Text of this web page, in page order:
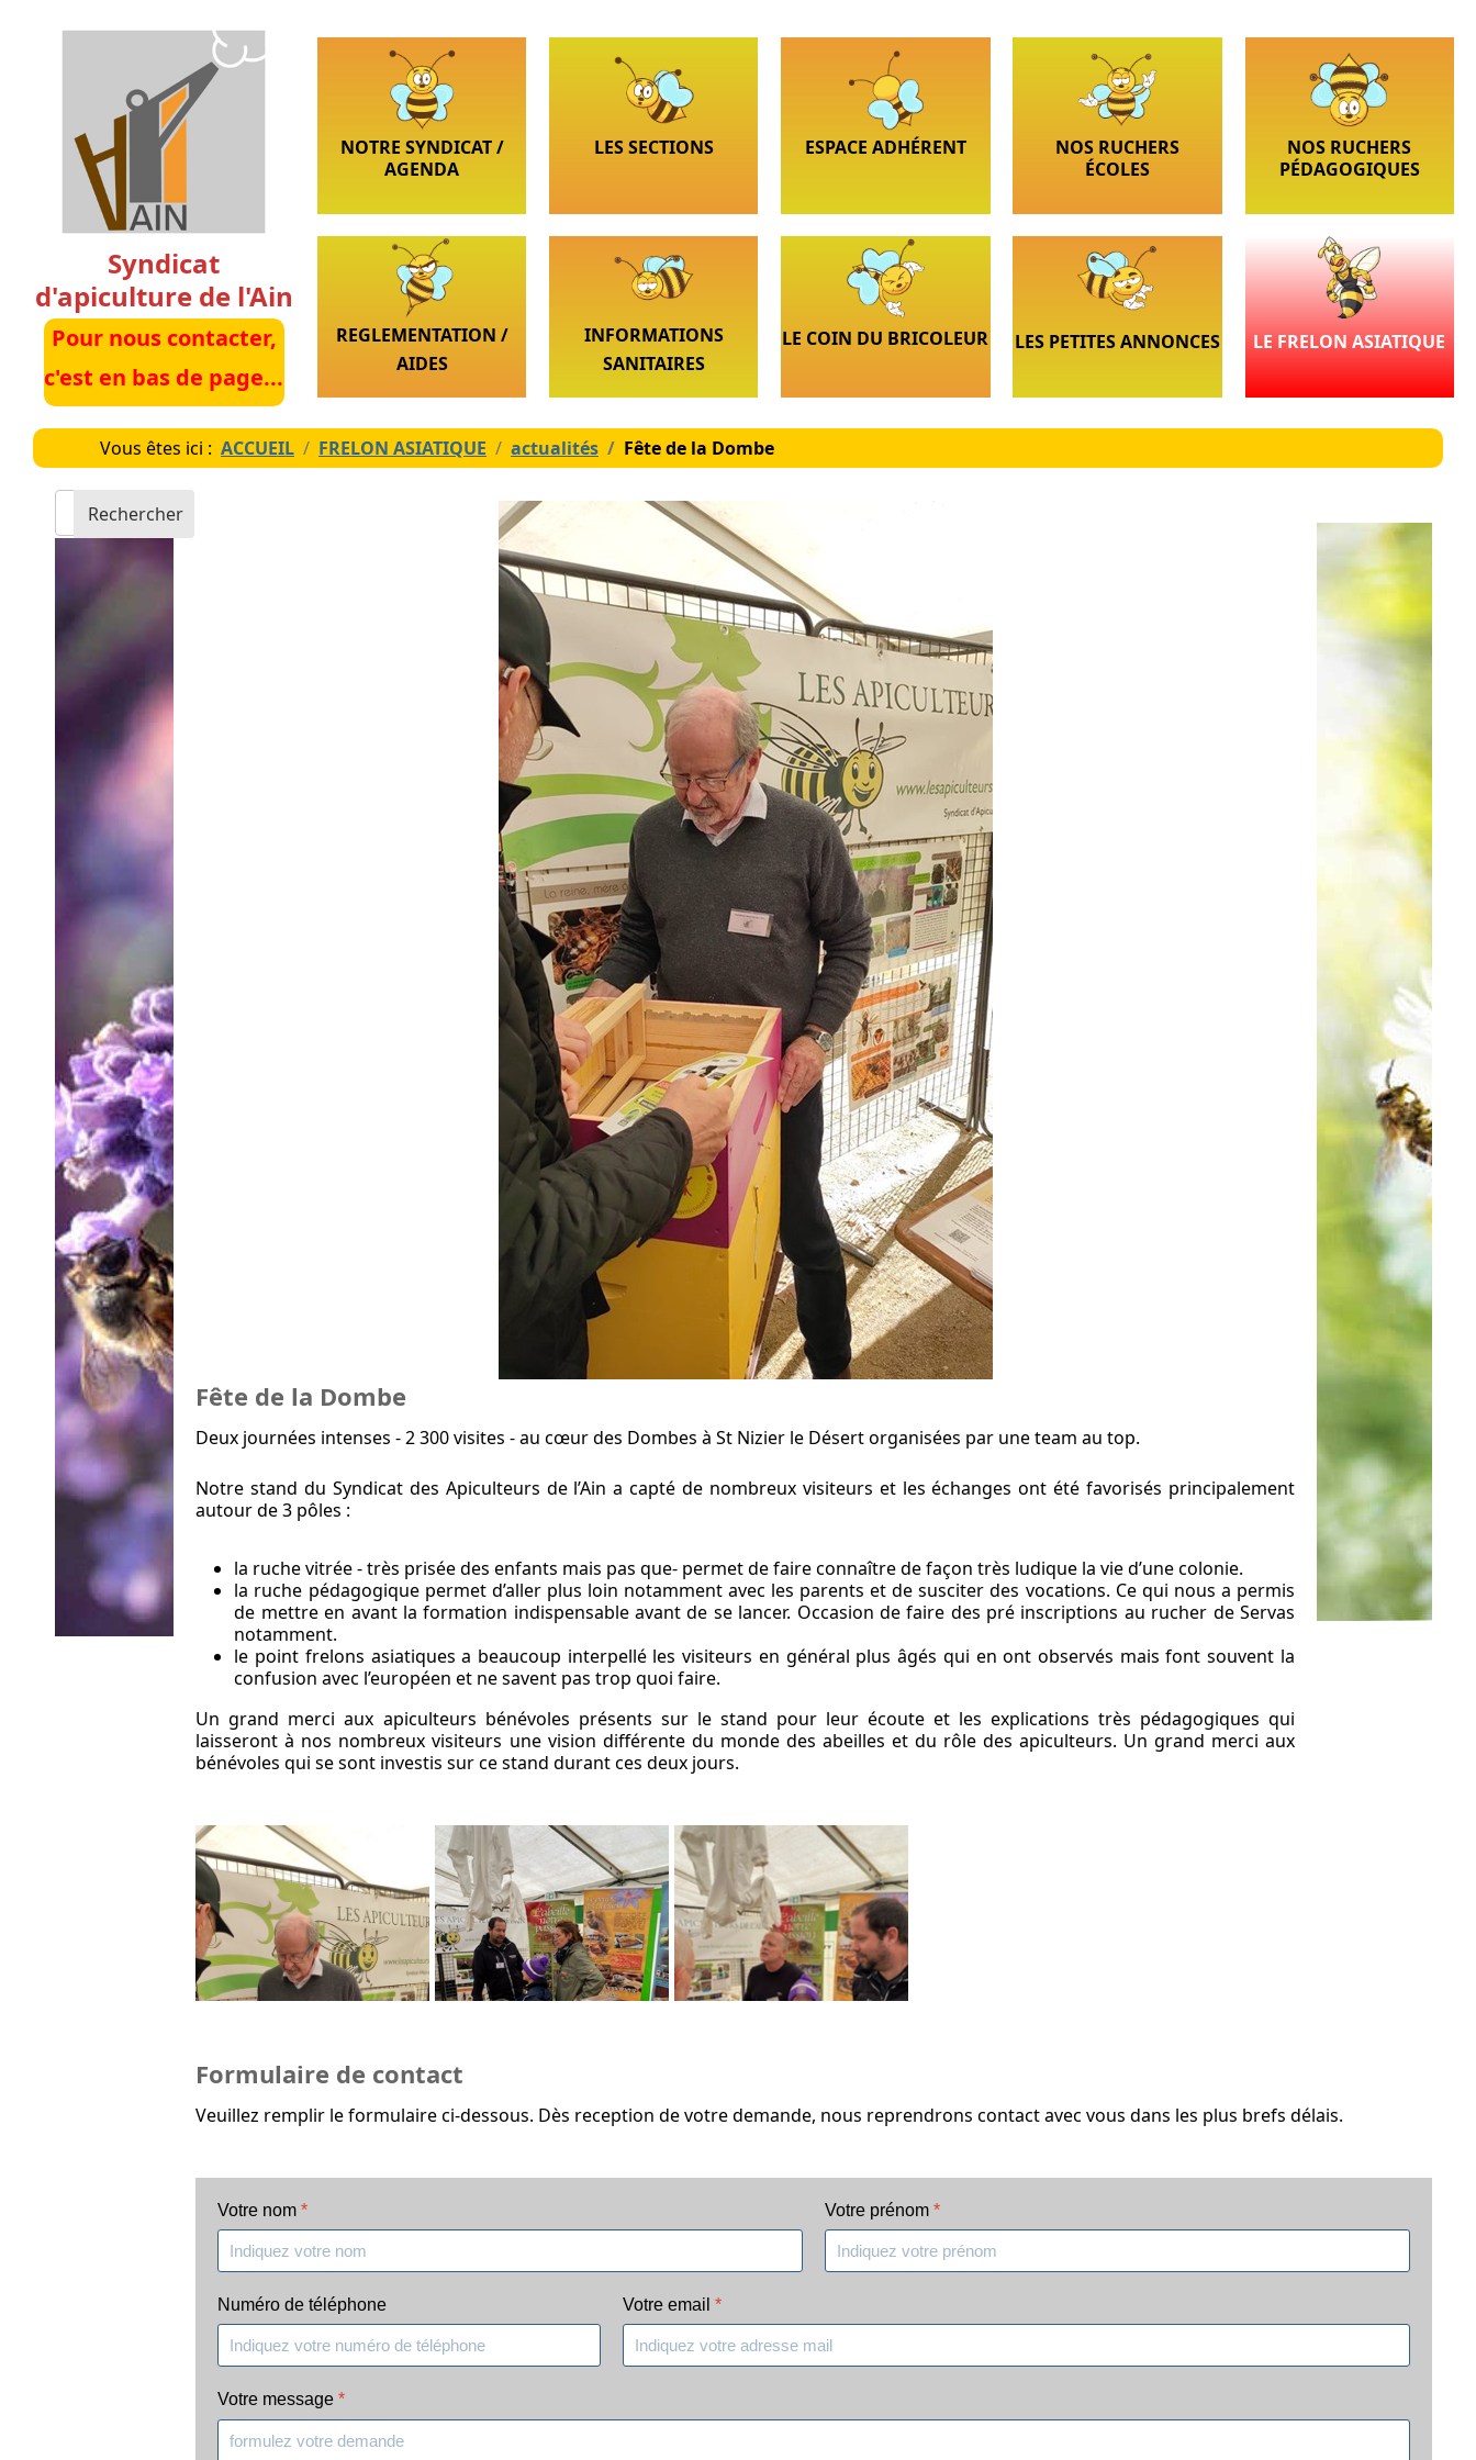
Syndicat
d'apiculture de l'Ain
Pour nous contacter,
c'est en bas de page...
NOTRE SYNDICAT /
AGENDA
LES SECTIONS ESPACE ADHÉRENT
NOS RUCHERS
ÉCOLES
NOS RUCHERS
PÉDAGOGIQUES
REGLEMENTATION /
AIDES
INFORMATIONS
SANITAIRES
LE COIN DU BRICOLEUR LES PETITES ANNONCES LE FRELON ASIATIQUE
Vous êtes ici : ACCUEIL FRELON ASIATIQUE actualités Fête de la Dombe
Rechercher
Rechercher
Fête de la Dombe
Deux journées intenses - 2 300 visites - au cœur des Dombes à St Nizier le Désert organisées par une team au top.
Notre stand du Syndicat des Apiculteurs de l’Ain a capté de nombreux visiteurs et les échanges ont été favorisés principalement
autour de 3 pôles :
la ruche vitrée - très prisée des enfants mais pas que- permet de faire connaître de façon très ludique la vie d’une colonie.
la ruche pédagogique permet d’aller plus loin notamment avec les parents et de susciter des vocations. Ce qui nous a permis
de mettre en avant la formation indispensable avant de se lancer. Occasion de faire des pré inscriptions au rucher de Servas
notamment.
le point frelons asiatiques a beaucoup interpellé les visiteurs en général plus âgés qui en ont observés mais font souvent la
confusion avec l’européen et ne savent pas trop quoi faire.
Un grand merci aux apiculteurs bénévoles présents sur le stand pour leur écoute et les explications très pédagogiques qui
laisseront à nos nombreux visiteurs une vision différente du monde des abeilles et du rôle des apiculteurs. Un grand merci aux
bénévoles qui se sont investis sur ce stand durant ces deux jours.
Formulaire de contact
Veuillez remplir le formulaire ci-dessous. Dès reception de votre demande, nous reprendrons contact avec vous dans les plus brefs délais.
Votre nom* Votre prénom*
Numéro de téléphone Votre email *
Votre message*